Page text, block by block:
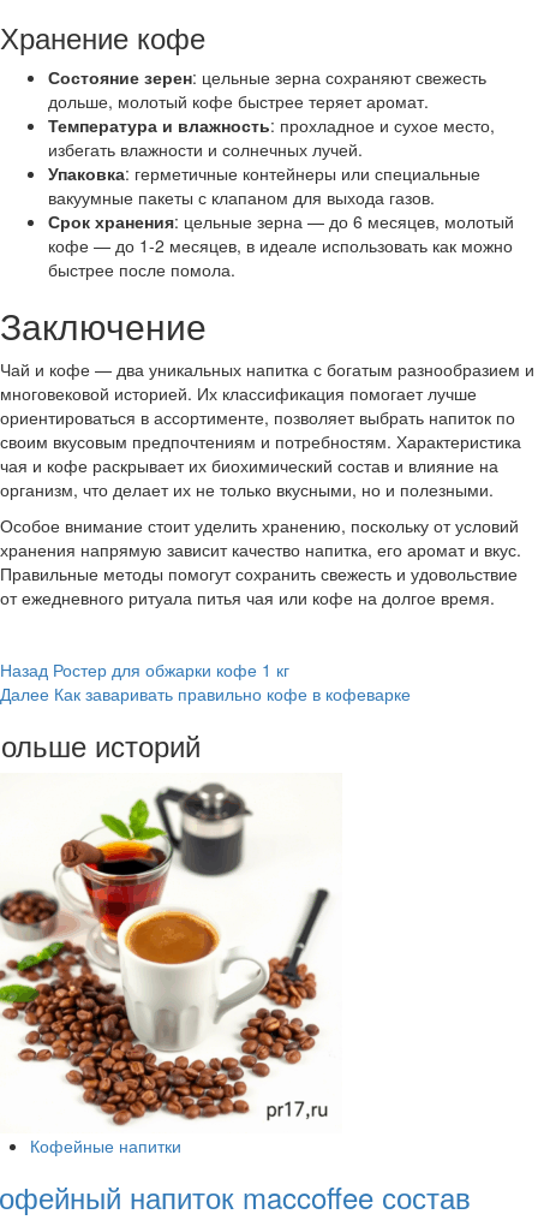
Хранение кофе
Состояние зерен: цельные зерна сохраняют свежесть
дольше, молотый кофе быстрее теряет аромат.
Температура и влажность: прохладное и сухое место,
избегать влажности и солнечных лучей.
Упаковка: герметичные контейнеры или специальные
вакуумные пакеты с клапаном для выхода газов.
Срок хранения: цельные зерна — до 6 месяцев, молотый
кофе — до 1-2 месяцев, в идеале использовать как можно
быстрее после помола.
Заключение
Чай и кофе — два уникальных напитка с богатым разнообразием и
многовековой историей. Их классификация помогает лучше
ориентироваться в ассортименте, позволяет выбрать напиток по
своим вкусовым предпочтениям и потребностям. Характеристика
чая и кофе раскрывает их биохимический состав и влияние на
организм, что делает их не только вкусными, но и полезными.
Особое внимание стоит уделить хранению, поскольку от условий
хранения напрямую зависит качество напитка, его аромат и вкус.
Правильные методы помогут сохранить свежесть и удовольствие
от ежедневного ритуала питья чая или кофе на долгое время.
Post
Navigation
Назад Ростер для обжарки кофе 1 кг
Далее Как заваривать правильно кофе в кофеварке
историй
Кофейные напитки
напиток maccoffee состав